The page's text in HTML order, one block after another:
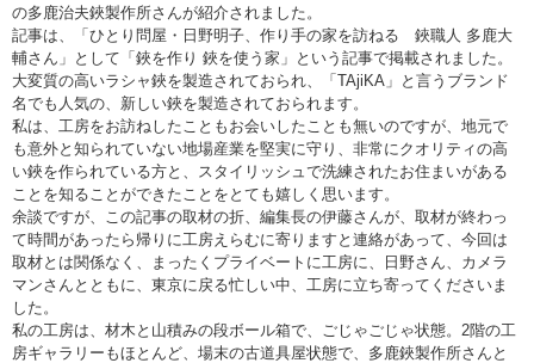
の多鹿治夫鋏製作所さんが紹介されました。
記事は、「ひとり問屋・日野明子、作り手の家を訪ねる 鋏職人 多鹿大
輔さん」として「鋏を作り 鋏を使う家」という記事で掲載されました。
大変質の高いラシャ鋏を製造されておられ、「TAjiKA」と言うブランド
名でも人気の、新しい鋏を製造されておられます。
私は、工房をお訪ねしたこともお会いしたことも無いのですが、地元で
も意外と知られていない地場産業を堅実に守り、非常にクオリティの高
い鋏を作られている方と、スタイリッシュで洗練されたお住まいがある
ことを知ることができたことをとても嬉しく思います。
余談ですが、この記事の取材の折、編集長の伊藤さんが、取材が終わっ
て時間があったら帰りに工房えらむに寄りますと連絡があって、今回は
取材とは関係なく、まったくプライベートに工房に、日野さん、カメラ
マンさんとともに、東京に戻る忙しい中、工房に立ち寄ってくださいま
した。
私の工房は、材木と山積みの段ボール箱で、ごじゃごじゃ状態。2階の工
房ギャラリーもほとんど、場末の古道具屋状態で、多鹿鋏製作所さんと